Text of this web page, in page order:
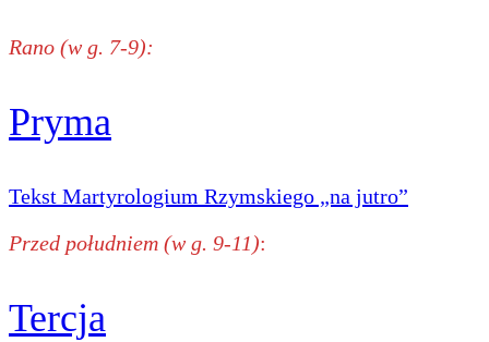
Rano (w g. 7-9):
Pryma
Tekst Martyrologium Rzymskiego „na jutro”
Przed południem (w g. 9-11):
Tercja